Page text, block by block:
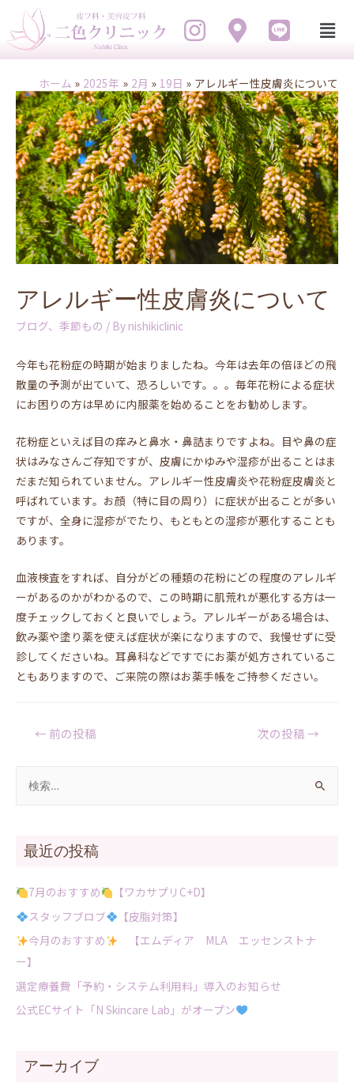
ホーム 2025年 2月 19日 アレルギー性皮膚炎について
アレルギー性皮膚炎について
ブログ、 季節もの / By nishikiclinic
今年も花粉症の時期が始まりましたね。今年は去年の倍ほどの飛
散量の予測が出ていて、恐ろしいです。。。毎年花粉による症状
にお困りの方は早めに内服薬を始めることをお勧めします。
花粉症といえば目の痒みと鼻水・鼻詰まりですよね。目や鼻の症
状はみなさんご存知ですが、皮膚にかゆみや湿疹が出ることはま
だまだ知られていません。アレルギー性皮膚炎や花粉症皮膚炎と
呼ばれています。お顔（特に目の周り）に症状が出ることが多い
ですが、全身に湿疹がでたり、もともとの湿疹が悪化することも
あります。
血液検査をすれば、自分がどの種類の花粉にどの程度のアレルギ
ーがあるのかがわかるので、この時期に肌荒れが悪化する方は一
度チェックしておくと良いでしょう。アレルギーがある場合は、
飲み薬や塗り薬を使えば症状が楽になりますので、我慢せずに受
診してくださいね。耳鼻科などですでにお薬が処方されているこ
ともありますので、ご来院の際はお薬手帳をご持参ください。
← 前の投稿 次の投稿→
最近の投稿
7月のおすすめ
【ワカサプリC+D】
スタッフブロブ
【皮脂対策】
今月のおすすめ
【エムディア MLA エッセンストナ
ー】
選定療養費「予約・システム利用料」導入のお知らせ
公式ECサイト「N Skincare Lab」がオープン
アーカイブ